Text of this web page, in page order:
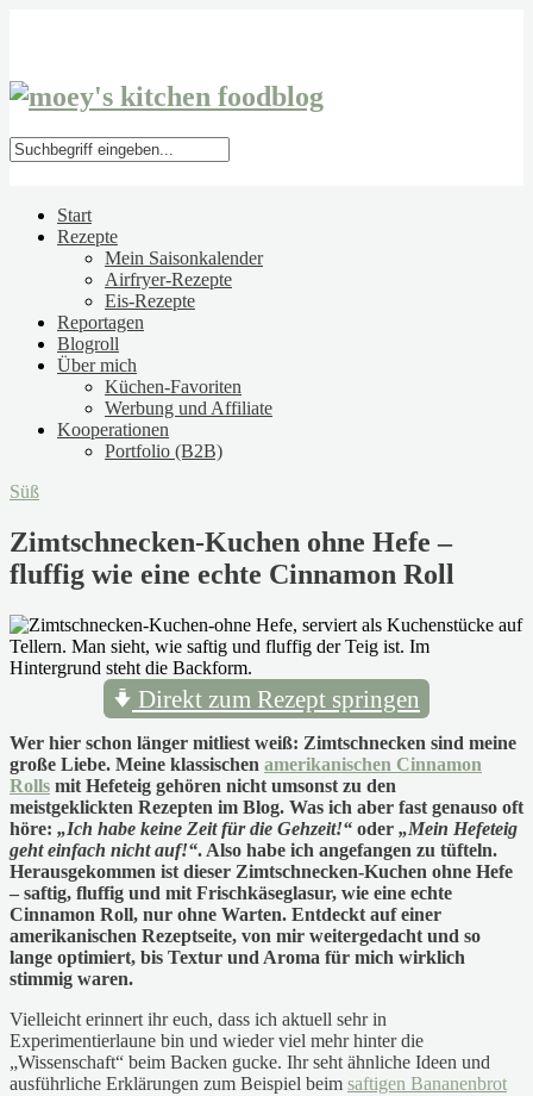
Start
Rezepte
Mein Saisonkalender
Airfryer-Rezepte
Eis-Rezepte
Reportagen
Blogroll
Über mich
Küchen-Favoriten
Werbung und Affiliate
Kooperationen
Portfolio (B2B)
Süß
Zimtschnecken-Kuchen ohne Hefe –
fluffig wie eine echte Cinnamon Roll
Direkt zum Rezept springen
Wer hier schon länger mitliest weiß: Zimtschnecken sind meine
große Liebe. Meine klassischen amerikanischen Cinnamon
Rolls mit Hefeteig gehören nicht umsonst zu den
meistgeklickten Rezepten im Blog. Was ich aber fast genauso oft
höre: „Ich habe keine Zeit für die Gehzeit!“ oder „Mein Hefeteig
geht einfach nicht auf!“. Also habe ich angefangen zu tüfteln.
Herausgekommen ist dieser Zimtschnecken-Kuchen ohne Hefe
– saftig, fluffig und mit Frischkäseglasur, wie eine echte
Cinnamon Roll, nur ohne Warten. Entdeckt auf einer
amerikanischen Rezeptseite, von mir weitergedacht und so
lange optimiert, bis Textur und Aroma für mich wirklich
stimmig waren.
Vielleicht erinnert ihr euch, dass ich aktuell sehr in
Experimentierlaune bin und wieder viel mehr hinter die
„Wissenschaft“ beim Backen gucke. Ihr seht ähnliche Ideen und
ausführliche Erklärungen zum Beispiel beim saftigen Bananenbrot